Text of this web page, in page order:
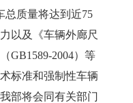
总质量将达到近75
以及《车辆外廊尺
GB1589-2004）等
标准和强制性车辆
部将会同有关部门